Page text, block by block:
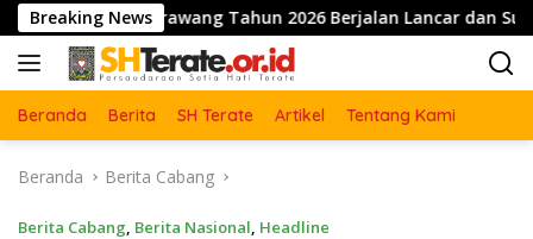
Langsung
ke
konten
Breaking News
Karawang Tahun 2026 Berjalan Lancar dan Sukses
Beranda Berita SH Terate Artikel Tentang Kami
Beranda Berita Cabang
Berita Cabang, Berita Nasional, Headline